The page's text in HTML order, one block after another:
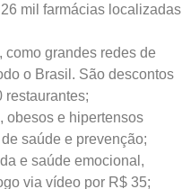
mil farmácias localizadas
como grandes redes de
o Brasil. São descontos
restaurantes;
obesos e hipertensos
saúde e prevenção;
e saúde emocional,
via vídeo por R$ 35;